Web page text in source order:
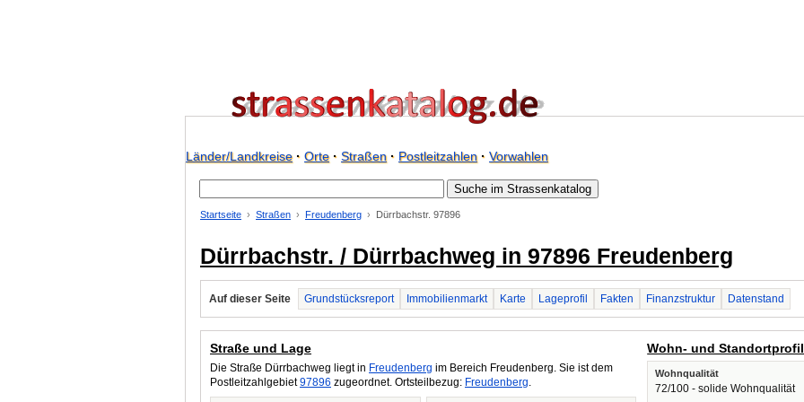
Länder/Landkreise· Orte· Straßen· Postleitzahlen· Vorwahlen
Startseite Straßen Freudenberg Dürrbachstr. 97896
Dürrbachstr. / Dürrbachweg in 97896 Freudenberg
Auf dieser Seite Grundstücksreport Immobilienmarkt Karte Lageprofil Fakten Finanzstruktur Datenstand
Straße und Lage
Die Straße Dürrbachweg liegt in Freudenberg im Bereich Freudenberg. Sie ist dem
Postleitzahlgebiet97896 zugeordnet. Ortsteilbezug: Freudenberg.
Wohn- und Standortprofil
Wohnqualität
72/100 - solide Wohnqualität